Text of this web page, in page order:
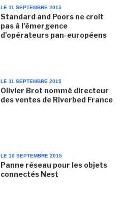
LE 11 SEPTEMBRE 2015
Standard and Poors ne croit
pas à l'émergence
d'opérateurs pan-européens
LE 11 SEPTEMBRE 2015
Olivier Brot nommé directeur
des ventes de Riverbed France
LE 10 SEPTEMBRE 2015
Panne réseau pour les objets
connectés Nest